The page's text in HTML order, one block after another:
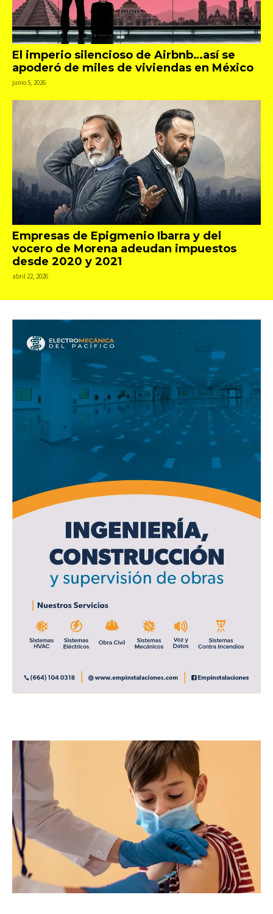
El imperio silencioso de Airbnb…así se
apoderó de miles de viviendas en México
junio 5, 2026
Empresas de Epigmenio Ibarra y del
vocero de Morena adeudan impuestos
desde 2020 y 2021
abril 22, 2026